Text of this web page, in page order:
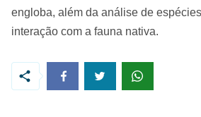
engloba, além da análise de
interação com a fauna nativa.